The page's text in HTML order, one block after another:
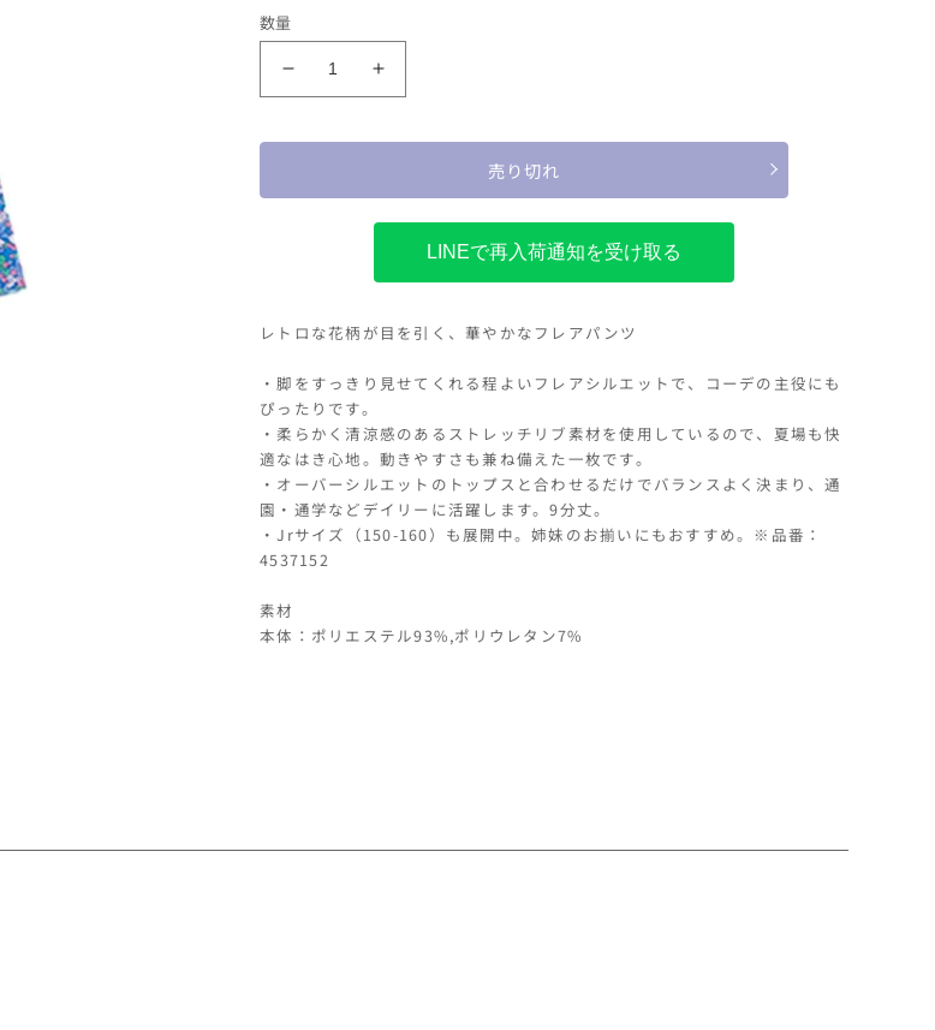
カラー
ブルー
数量
ocean&amp;ground
ー
ン
の
数
量
を
減
ら
す
ocean&amp;ground
ー
フ
ア
ン
の
数
量
を
増
や
売り切れ
LINEで再入荷通知を受け取る
レトロな花柄が目を引く、華やかなフレアパンツ
・脚をすっきり見せてくれる程よいフレアシルエットで、コーデの主役にも
ぴったりです。
・柔らかく清涼感のあるストレッチリブ素材を使用しているので、夏場も快
適なはき心地。動きやすさも兼ね備えた一枚です。
・オーバーシルエットのトップスと合わせるだけでバランスよく決まり、通
園・通学などデイリーに活躍します。9分丈。
・Jrサイズ（150-160）も展開中。姉妹のお揃いにもおすすめ。※品番：
4537152
素材
本体：ポリエステル93%,ポリウレタン7%